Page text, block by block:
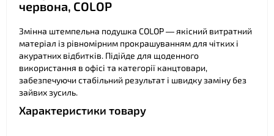
червона, COLOP
Змінна штемпельна подушка COLOP — якісний витратний
матеріал із рівномірним прокрашуванням для чітких і
акуратних відбитків. Підійде для щоденного
використання в офісі та категорії канцтовари,
забезпечуючи стабільний результат і швидку заміну без
зайвих зусиль.
Характеристики товару
❤